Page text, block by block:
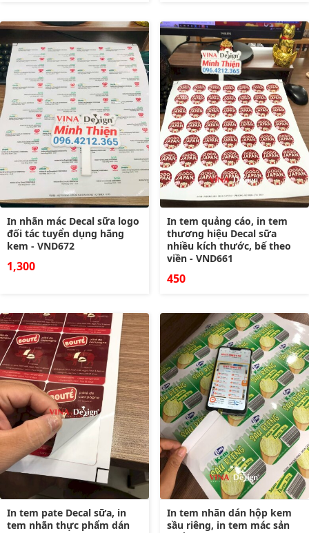
In nhãn mác Decal sữa logo
đối tác tuyển dụng hãng
kem - VND672
1,300
In tem quảng cáo, in tem
thương hiệu Decal sữa
nhiều kích thước, bế theo
viền - VND661
450
In tem pate Decal sữa, in
tem nhãn thực phẩm dán
In tem nhãn dán hộp kem
sầu riêng, in tem mác sản